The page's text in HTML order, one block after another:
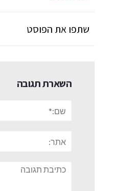
שתפו את הפוסט
השארת תגובה
תגובה